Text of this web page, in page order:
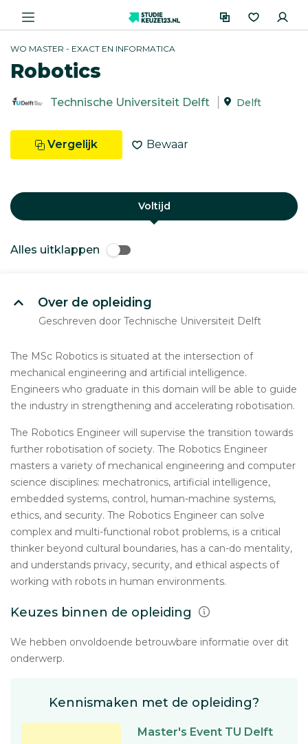
WO MASTER - EXACT EN INFORMATICA
Robotics
Technische Universiteit Delft Delft
Vergelijk Bewaar
Voltijd
Alles uitklappen
Over de opleiding
Geschreven door Technische Universiteit Delft
The MSc Robotics is situated at the intersection of
mechanical engineering and artificial intelligence.
Engineers who graduate in this domain will be able to guide
the industry in strengthening and accelerating robotisation.
The Robotics Engineer will supervise the transition towards
further robotisation of society. The Robotics Engineer
masters a variety of mechanical engineering and computer
science disciplines: mechatronics, artificial intelligence,
embedded systems, control, human-machine systems,
ethics, and security. The Robotics Engineer can solve
complex and multi-functional robot problems, is a critical
thinker beyond cultural boundaries, has a can-do mentality,
and understands privacy, security, and ethical aspects of
working with robots in human environments.
Keuzes binnen de opleiding
We hebben onvoldoende betrouwbare informatie over dit
onderwerp.
Kennismaken met de opleiding?
Master's Event TU Delft